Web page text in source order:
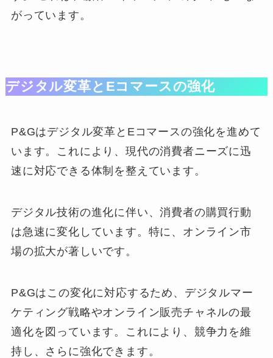
がっています。
デジタル変革とEコマースの強化
P&Gはデジタル変革とEコマースの強化を進めて
います。これにより、現代の消費者ニーズに迅
速に対応できる体制を整えています。
デジタル技術の進化に伴い、消費者の購買行動
は急速に変化しています。特に、オンライン市
場の拡大が著しいです。
P&Gはこの変化に対応するため、デジタルマー
ケティング戦略やオンライン販売チャネルの最
適化を図っています。これにより、競争力を維
持し、さらに強化できます。